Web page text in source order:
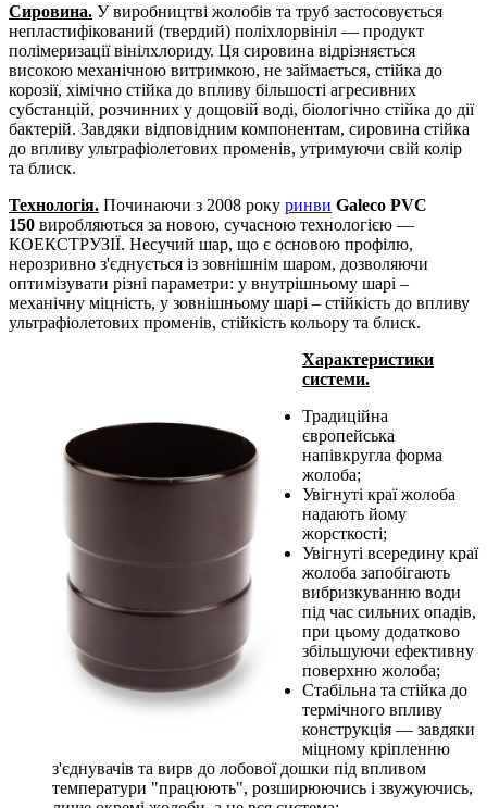
Сировина. У виробництві жолобів та труб застосовується
непластифікований (твердий) поліхлорвініл — продукт
полімеризації вінілхлориду. Ця сировина відрізняється
високою механічною витримкою, не займається, стійка до
корозії, хімічно стійка до впливу більшості агресивних
субстанцій, розчинних у дощовій воді, біологічно стійка до дії
бактерій. Завдяки відповідним компонентам, сировина стійка
до впливу ультрафіолетових променів, утримуючи свій колір
та блиск.
Технологія. Починаючи з 2008 року ринви Galeco PVC
150 виробляються за новою, сучасною технологією —
КОЕКСТРУЗІЇ. Несучий шар, що є основою профілю,
нерозривно з'єднується із зовнішнім шаром, дозволяючи
оптимізувати різні параметри: у внутрішньому шарі –
механічну міцність, у зовнішньому шарі – стійкість до впливу
ультрафіолетових променів, стійкість кольору та блиск.
Характеристики
системи.
Традиційна
європейська
напівкругла форма
жолоба;
Увігнуті краї жолоба
надають йому
жорсткості;
Увігнуті всередину краї
жолоба запобігають
вибризкуванню води
під час сильних опадів,
при цьому додатково
збільшуючи ефективну
поверхню жолоба;
Стабільна та стійка до
термічного впливу
конструкція — завдяки
міцному кріпленню
з'єднувачів та вирв до лобової дошки під впливом
температури "працюють", розширюючись і звужуючись,